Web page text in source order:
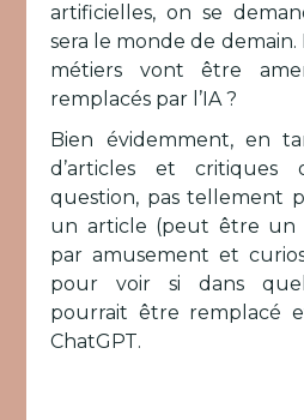
artificielles, on se
sera le monde de
métiers vont être
remplacés par l’IA ?
Bien évidemment, en
d’articles et critiques
question, pas tellement
un article (peut être un
par amusement et
pour voir si dans
pourrait être remplacé
ChatGPT.